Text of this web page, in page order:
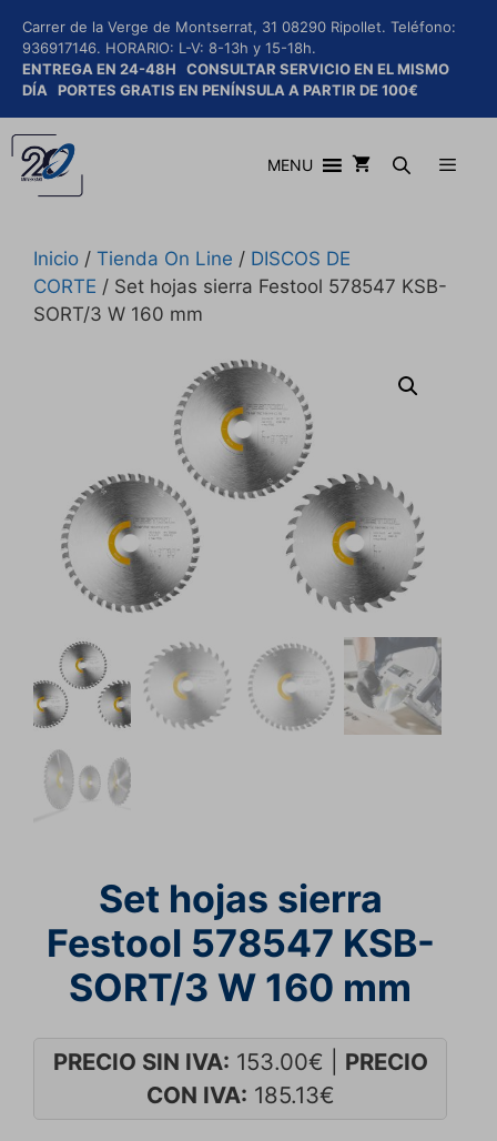
contenido
Carrer de la Verge de Montserrat, 31 08290 Ripollet. Teléfono:
936917146. HORARIO: L-V: 8-13h y 15-18h.
ENTREGA EN 24-48H CONSULTAR SERVICIO EN EL MISMO
DÍA PORTES GRATIS EN PENÍNSULA A PARTIR DE 100€
MENU
Inicio / Tienda On Line / DISCOS DE
CORTE / Set hojas sierra Festool 578547 KSB-
SORT/3 W 160 mm
Set hojas sierra
Festool 578547 KSB-
SORT/3 W 160 mm
PRECIO SIN IVA: 153.00€
PRECIO
CON IVA: 185.13€